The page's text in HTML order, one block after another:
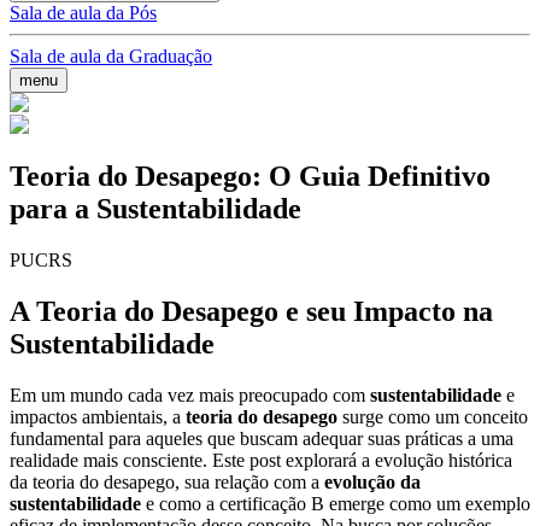
Sala de aula da Pós
Sala de aula da Graduação
menu
Teoria do Desapego: O Guia Definitivo
para a Sustentabilidade
PUCRS
A Teoria do Desapego e seu Impacto na
Sustentabilidade
Em um mundo cada vez mais preocupado com sustentabilidade e
impactos ambientais, a teoria do desapego surge como um conceito
fundamental para aqueles que buscam adequar suas práticas a uma
realidade mais consciente. Este post explorará a evolução histórica
da teoria do desapego, sua relação com a evolução da
sustentabilidade e como a certificação B emerge como um exemplo